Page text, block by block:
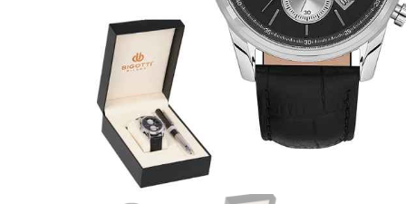
615
DANIEL KLEIN
DIVAT KARÓRÁK (Curren, Oulm,Naviforce, D-